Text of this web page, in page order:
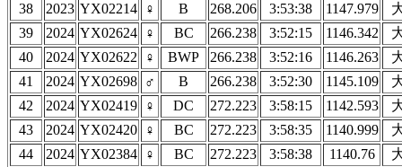
38
2023 YX02214 ♀ B 268.206 3:53:38 1147.979
39
2024 YX02624 ♀ BC 266.238 3:52:15 1146.342
40
2024 YX02622 ♀ BWP 266.238 3:52:16 1146.263
41
2024 YX02698 ♂ B 266.238 3:52:30 1145.109
42
2024 YX02419 ♀ DC 272.223 3:58:15 1142.593
43
2024 YX02420 ♀ BC 272.223 3:58:35 1140.999
44
2024 YX02384 ♀ BC 272.223 3:58:38 1140.76